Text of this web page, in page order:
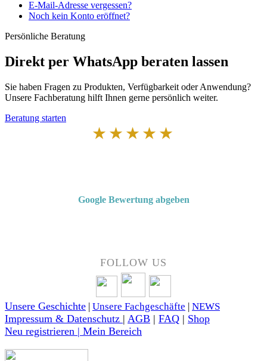
E-Mail-Adresse vergessen?
Noch kein Konto eröffnet?
Persönliche Beratung
Direkt per WhatsApp beraten lassen
Sie haben Fragen zu Produkten, Verfügbarkeit oder Anwendung?
Unsere Fachberatung hilft Ihnen gerne persönlich weiter.
Beratung starten
★★★★★
Google Bewertung abgeben
FOLLOW US
Unsere Geschichte Unsere Fachgeschäfte NEWS
Impressum & Datenschutz | AGB | FAQ | Shop
Neu registrieren | Mein Bereich